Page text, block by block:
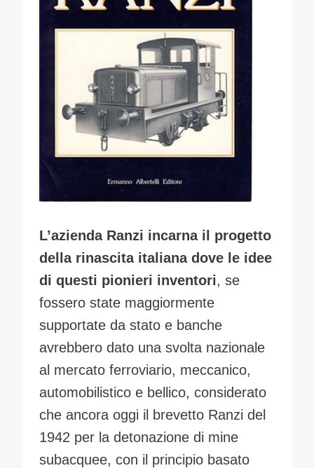
L’azienda Ranzi incarna il progetto
della rinascita italiana dove le idee
di questi pionieri inventori, se
fossero state maggiormente
supportate da stato e banche
avrebbero dato una svolta nazionale
al mercato ferroviario, meccanico,
automobilistico e bellico, considerato
che ancora oggi il brevetto Ranzi del
1942 per la detonazione di mine
subacquee, con il principio basato